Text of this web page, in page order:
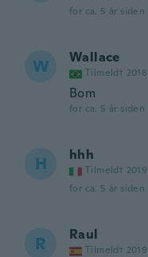
for ca. 5 år siden
W Wallace
Tilmeldt 2018
Bom
for ca. 5 år siden
H hhh
Tilmeldt 2019
for ca. 5 år siden
R Raul
Tilmeldt 2019